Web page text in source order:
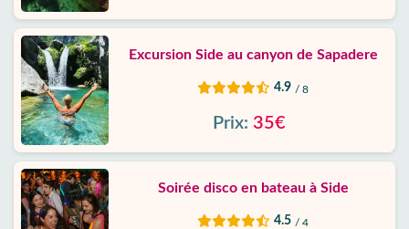
Excursion Side au canyon de Sapadere
4.9 / 8
Prix: 35€
Soirée disco en bateau à Side
4.5 / 4